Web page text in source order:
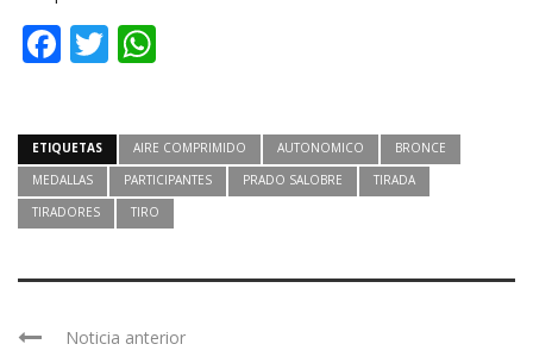
Facebook
Twitter
ETIQUETAS AIRE COMPRIMIDO AUTONOMICO
BRONCE
MEDALLAS
PARTICIPANTES PRADO SALOBRE
TIRADA
TIRADORES
TIRO
Noticia anterior